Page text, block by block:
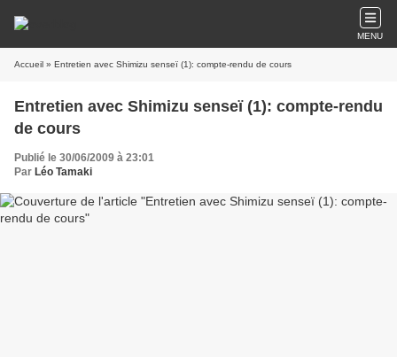
MENU
Accueil » Entretien avec Shimizu senseï (1): compte-rendu de cours
Entretien avec Shimizu senseï (1): compte-rendu
de cours
Publié le 30/06/2009 à 23:01
Par Léo Tamaki